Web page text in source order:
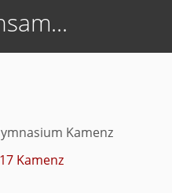
Kamenz
Kamenz